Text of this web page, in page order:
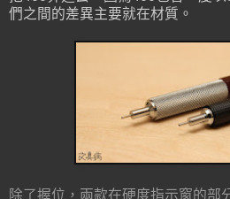
們之間的差異主要就在材質。
除了握位，兩款在硬度指示窗的部